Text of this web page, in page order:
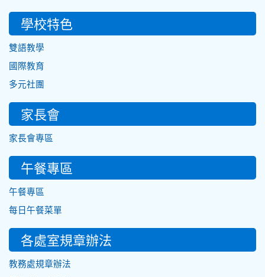
學校特色
雙語教學
國際教育
多元社團
家長會
家長會專區
午餐專區
午餐專區
每日午餐菜單
各處室規章辦法
教務處規章辦法